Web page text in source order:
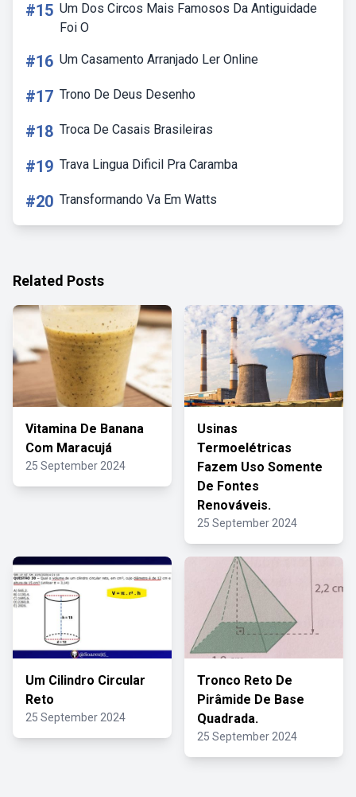
#15 Um Dos Circos Mais Famosos Da Antiguidade
Foi O
#16 Um Casamento Arranjado Ler Online
#17 Trono De Deus Desenho
#18 Troca De Casais Brasileiras
#19 Trava Lingua Dificil Pra Caramba
#20 Transformando Va Em Watts
Related Posts
Vitamina De Banana
Com Maracujá
25 September 2024
Usinas
Termoelétricas
Fazem Uso Somente
De Fontes
Renováveis.
25 September 2024
Um Cilindro Circular
Reto
25 September 2024
Tronco Reto De
Pirâmide De Base
Quadrada.
25 September 2024